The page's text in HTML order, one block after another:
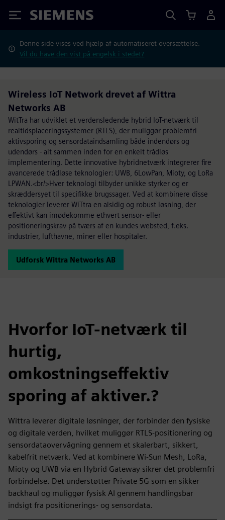
Siemens
Denne side vises ved hjælp af automatiseret oversættelse.
Vil du have den vist på engelsk i stedet?
Wireless IoT Network drevet af Wittra
Networks AB
WitTra har udviklet et verdensledende hybrid IoT-netværk til
realtidsplaceringssystemer (RTLS), der muliggør problemfri
aktivsporing og sensordataindsamling både indendørs og
udendørs - alt sammen inden for en enkelt trådløs
implementering. Dette innovative hybridnetværk integrerer fire
avancerede trådløse teknologier: UWB, 6LowPan, Mioty, og LoRa
LPWAN.<br/>Hver teknologi tilbyder unikke styrker og er
skræddersyet til specifikke brugssager. Ved at kombinere disse
teknologier leverer WiTtra en alsidig og robust løsning, der
effektivt kan imødekomme ethvert sensor- eller
positioneringskrav på tværs af en kundes websted, f.eks.
industrier, lufthavne, miner eller hospitaler.
Udforsk Wittra Networks AB
Hvorfor IoT-netværk til
hurtig,
omkostningseffektiv
sporing af aktiver.?
Wittra leverer digitale løsninger, der forbinder den fysiske
og digitale verden, hvilket muliggør RTLS-positionering og
sensordataovervågning gennem et skalerbart, sikkert,
kabelfrit netværk. Ved at kombinere Wi-Sun Mesh, LoRa,
Mioty og UWB via en Hybrid Gateway sikrer det problemfri
forbindelse. Det understøtter Private 5G som en sikker
backhaul og muliggør fysisk AI gennem handlingsbar
indsigt fra positionerings- og sensordata.